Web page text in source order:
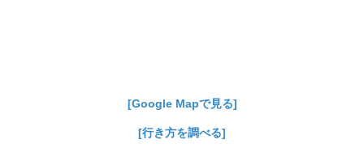
[Google Mapで見る]
[行き方を調べる]